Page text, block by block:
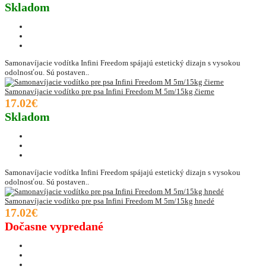
Skladom
Samonavíjacie vodítka Infini Freedom spájajú estetický dizajn s vysokou
odolnosťou. Sú postaven..
Samonavíjacie vodítko pre psa Infini Freedom M 5m/15kg čierne
17.02€
Skladom
Samonavíjacie vodítka Infini Freedom spájajú estetický dizajn s vysokou
odolnosťou. Sú postaven..
Samonavíjacie vodítko pre psa Infini Freedom M 5m/15kg hnedé
17.02€
Dočasne vypredané